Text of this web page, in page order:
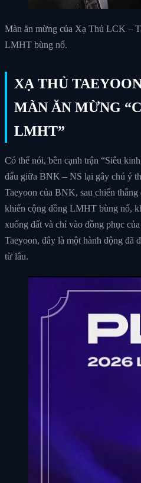
Màn ăn mừng của Xạ Thủ LCK –
LMHT bùng nổ.
XẠ THỦ
MÀN ĂN MỪNG
LMHT”
Có thể nói, bên cạnh trận “Siêu
đấu giữa BNK – NS lại gây chú ý
Taeyoon của BNK, sau chiến thắng
khiến cộng đồng LMHT bùng nổ,
xuống đất và chỉ vào đồng phục
Taeyoon, đây là một hành động đã
từ lâu.